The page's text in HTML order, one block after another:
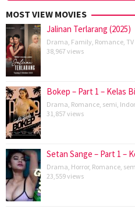
MOST VIEW MOVIES
Jalinan Terlarang (2025)
Drama Family Romance TV
38,967 views
Bokep – Part 1 – Kelas
Drama Romance semi
31,857 views
Setan Sange – Part 1 –
Drama Horror, Romance
23,559 views